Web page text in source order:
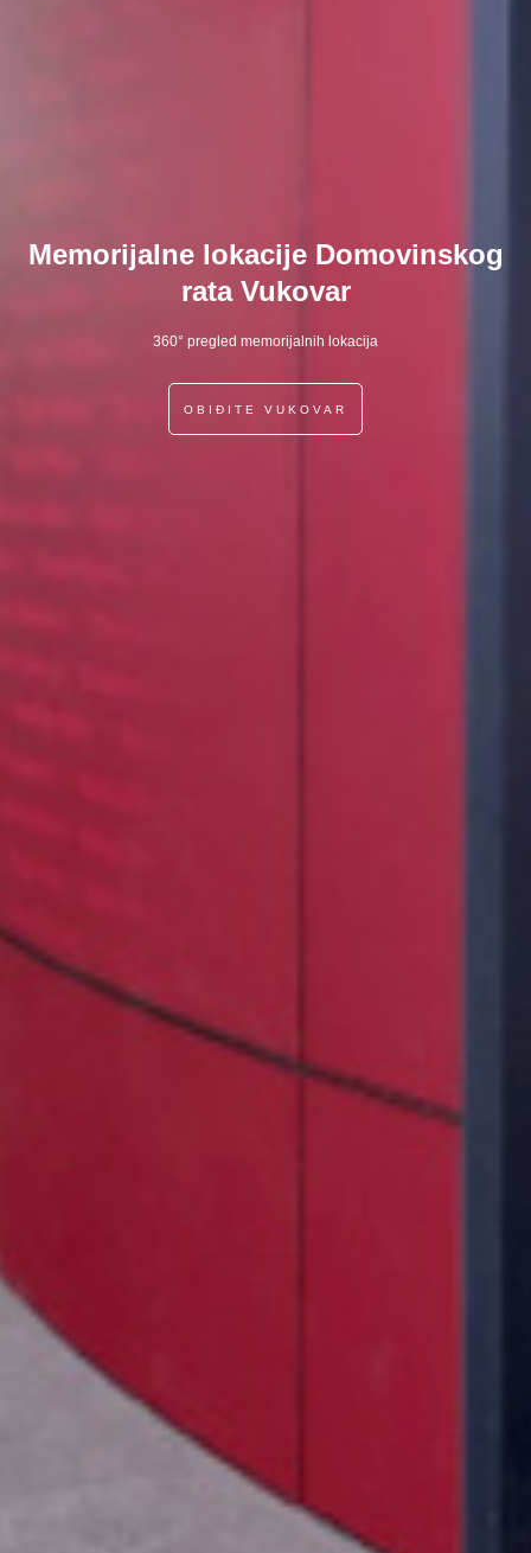
Memorijalne lokacije Domovinskog
rata Vukovar
360° pregled memorijalnih lokacija
OBIĐITE VUKOVAR